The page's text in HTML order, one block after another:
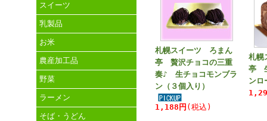
スイーツ
乳製品
お米
農産加工品
野菜
ラーメン
そば・うどん
札幌スイーツ ろまん
亭 贅沢チョコの三重
奏♪ 生チョコモンブラ
ン（３個入り）
1,188円 (税込)
札幌
亭
ンロ